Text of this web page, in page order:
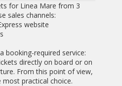
for Linea Mare from 3
sales channels:
website
booking-required service:
directly on board or on
From this point of view,
most practical choice.